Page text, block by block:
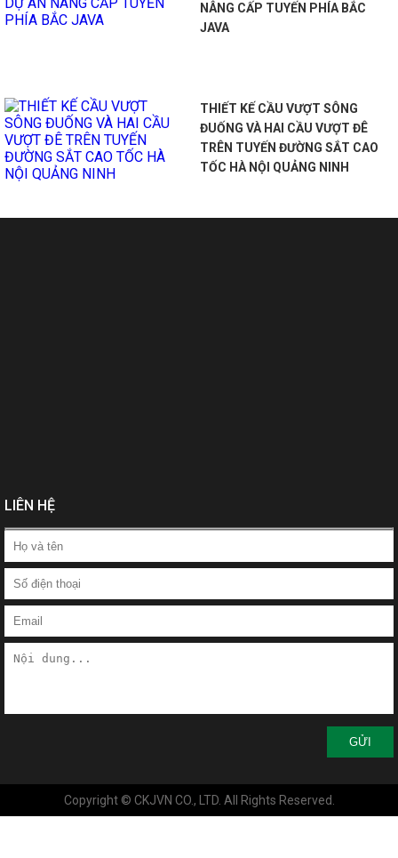
NÂNG CẤP TUYẾN PHÍA BẮC
JAVA
THIẾT KẾ CẦU VƯỢT SÔNG
ĐUỐNG VÀ HAI CẦU VƯỢT ĐÊ
TRÊN TUYẾN ĐƯỜNG SẮT CAO
TỐC HÀ NỘI QUẢNG NINH
LIÊN HỆ
GỬI
Copyright © CKJVN CO., LTD. All Rights Reserved.